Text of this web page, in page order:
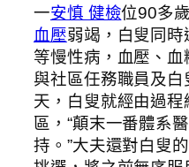
一安慎 健檢位90多
血壓弱竭，白叟同
等慢性病，血壓、
與社區任務職員及
天，白叟就經由過
區，“顛末一番體系
持。”大夫還對白叟